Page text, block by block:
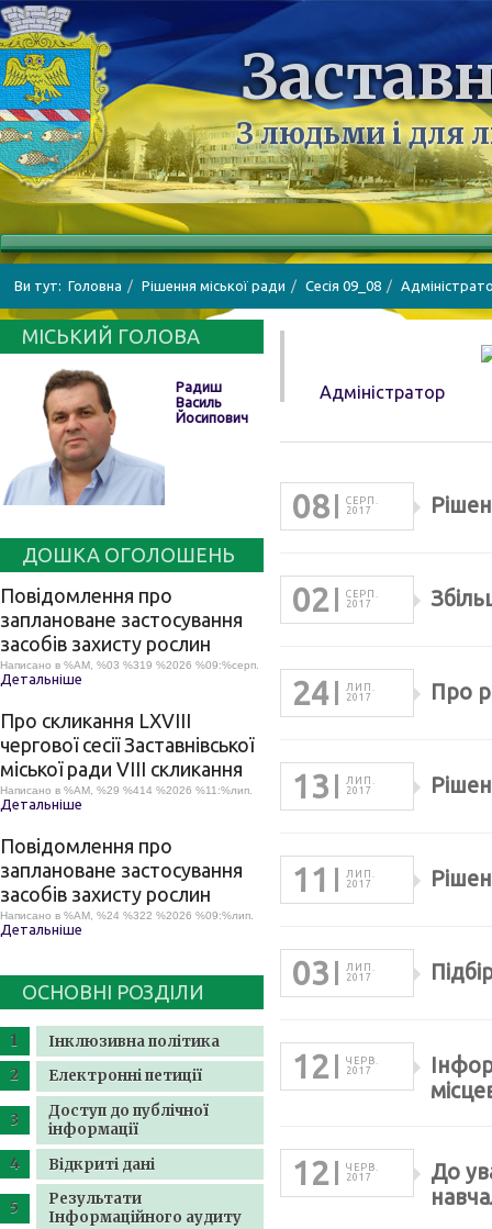
З людьми і для
Ви тут: Головна Рішення міської ради Cесія 09_08
МІСЬКИЙ ГОЛОВА
Радиш
Василь
Йосипович
ДОШКА ОГОЛОШЕНЬ
Повідомлення про
заплановане застосування
засобів захисту рослин
Написано в %AM, %03 %319 %2026 %09:%серп.
Детальніше
Про скликання LХVІІІ
чергової сесії Заставнівської
міської ради VIII скликання
Написано в %AM, %29 %414 %2026 %11:%лип.
Детальніше
Повідомлення про
заплановане застосування
засобів захисту рослин
Написано в %AM, %24 %322 %2026 %09:%лип.
Детальніше
ОСНОВНІ РОЗДІЛИ
Інклюзивна політика
Електронні петиції
Доступ до публічної
інформації
Відкриті дані
Результати
Інформаційного аудиту
Адміністратор
08
СЕРП.
2017
02
СЕРП.
2017
24
ЛИП.
2017
Про
13
ЛИП.
2017
11
ЛИП.
2017
03
ЛИП.
2017
12
ЧЕРВ.
2017
12
ЧЕРВ.
2017
До